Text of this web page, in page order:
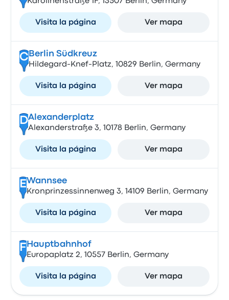
Visita la página Ver mapa
CBerlin Südkreuz
Hildegard-Knef-Platz, 10829 Berlin, Germany
Visita la página Ver mapa
DAlexanderplatz
Alexanderstraße 3, 10178 Berlin, Germany
Visita la página Ver mapa
EWannsee
Kronprinzessinnenweg 3, 14109 Berlin, Germany
Visita la página Ver mapa
F Hauptbahnhof
Europaplatz 2, 10557 Berlin, Germany
Visita la página Ver mapa